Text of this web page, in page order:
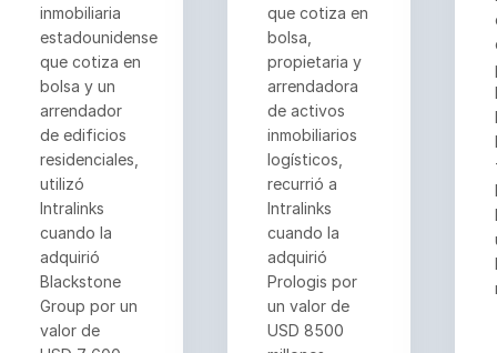
inmobiliaria
estadounidense
que cotiza en
bolsa y un
arrendador
de edificios
residenciales,
utilizó
Intralinks
cuando la
adquirió
Blackstone
Group por un
valor de
que cotiza en
bolsa,
propietaria y
arrendadora
de activos
inmobiliarios
logísticos,
recurrió a
Intralinks
cuando la
adquirió
Prologis por
un valor de
USD 8500